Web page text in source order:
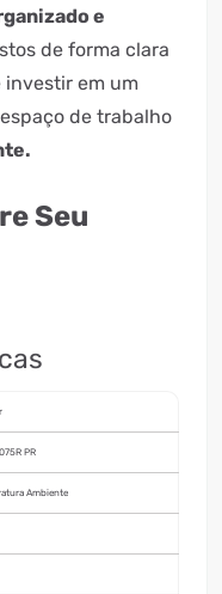
e
de forma clara
investir em um
de trabalho
Seu
PR
Ambiente